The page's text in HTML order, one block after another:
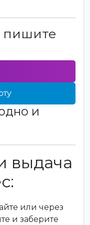
пишите
и
выдача
или через
и заберите